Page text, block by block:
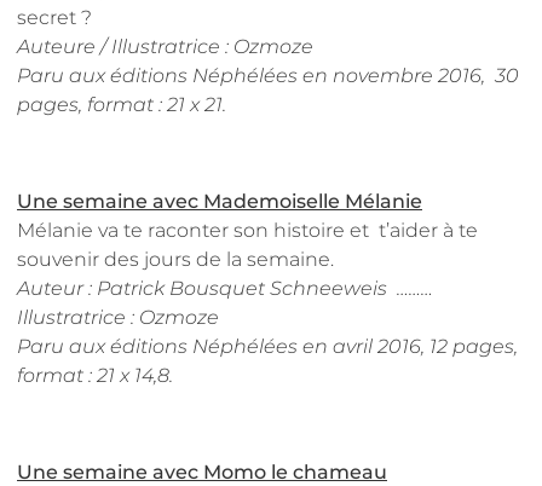
secret ?
Auteure / Illustratrice : Ozmoze
Paru aux éditions Néphélées en novembre 2016, 30
pages, format : 21 x 21.
Une semaine avec Mademoiselle Mélanie
Mélanie va te raconter son histoire et t’aider à te
souvenir des jours de la semaine.
Auteur : Patrick Bousquet Schneeweis ………
Illustratrice : Ozmoze
Paru aux éditions Néphélées en avril 2016, 12 pages,
format : 21 x 14,8.
Une semaine avec Momo le chameau